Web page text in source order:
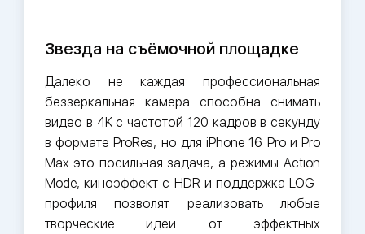
Звезда на съёмочной площадке
Далеко не каждая профессиональная
беззеркальная камера способна снимать
видео в 4K с частотой 120 кадров в секунду
в формате ProRes, но для iPhone 16 Pro и Pro
Max это посильная задача, а режимы Action
Mode, киноэффект с HDR и поддержка LOG-
профиля позволят реализовать любые
творческие идеи: от эффектных